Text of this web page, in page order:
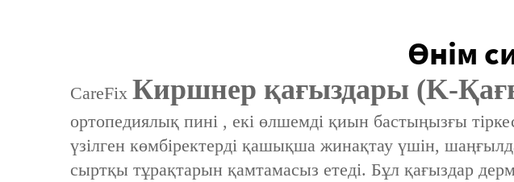
Өнім
CareFix Киршнер қағыздары (K-
ортопедиялық пині ‌, екі өлшемді қиын бастыңызғы
үзілген көмбіректерді қашықша жинақтау үшін,
сыртқы тұрақтарын қамтамасыз етеді. Бұл қағыздар